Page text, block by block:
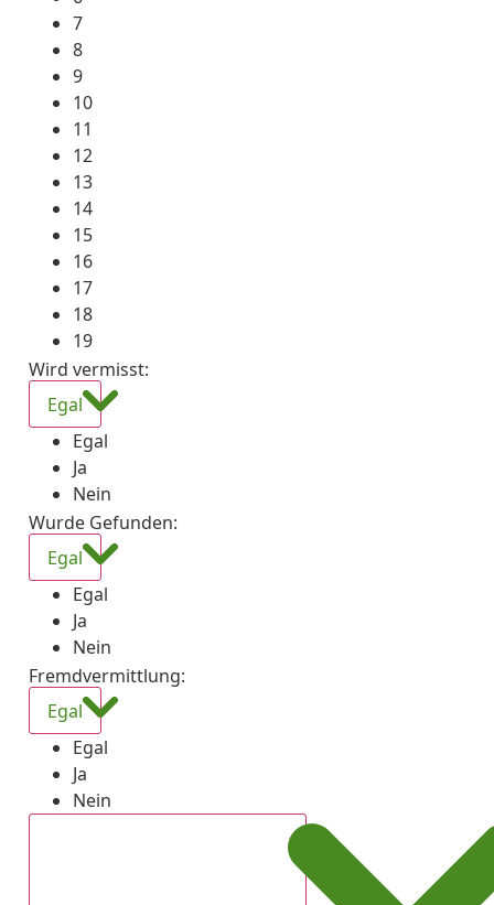
7
8
9
10
11
12
13
14
15
16
17
18
19
Wird vermisst:
Egal
Egal
Ja
Nein
Wurde Gefunden:
Egal
Egal
Ja
Nein
Fremdvermittlung:
Egal
Egal
Ja
Nein